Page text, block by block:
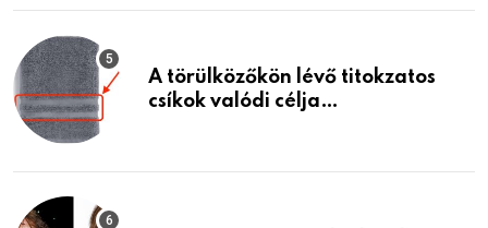
A törülközőkön lévő titokzatos
csíkok valódi célja…